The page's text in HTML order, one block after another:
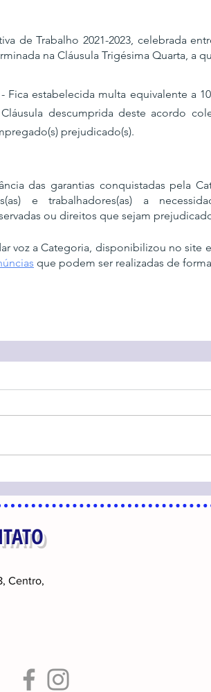
de Trabalho 2021-2023, celebrada
na Cláusula Trigésima Quarta, a
- Fica estabelecida multa equivalente a
descumprida deste acordo
prejudicado(s).
das garantias conquistadas pela
e trabalhadores(as) a
ou direitos que sejam
voz a Categoria, disponibilizou no site
que podem ser realizadas de
Centro,